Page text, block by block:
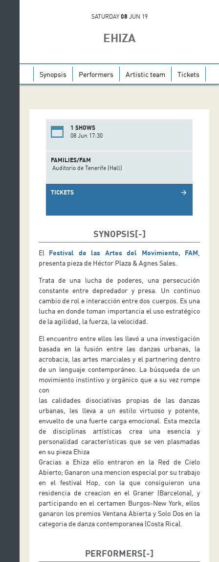
SATURDAY 08 JUN 19
EHIZA
Synopsis Performers Artistic team Tickets
1 SHOWS
08 Jun 17:30
FAMILIES/FAM
Auditorio de Tenerife (Hall)
TICKETS arrow_forward
SYNOPSIS
El Festival de las Artes del Movimiento, FAM
presenta pieza de Héctor Plaza & Agnes Sales.
Trata de una lucha de poderes, una persecución
constante entre depredador y presa. Un continuo
cambio de rol e interacción entre dos cuerpos. Es una
lucha en donde toman importancia el uso estratégico
de la agilidad, la fuerza, la velocidad.
El encuentro entre ellos les llevó a una investigación
basada en la fusión entre las danzas urbanas, la
acrobacia, las artes marciales y el partnering dentro
de un lenguaje contemporáneo. La búsqueda de un
movimiento instintivo y orgánico que a su vez rompe
con
las calidades disociativas propias de las danzas
urbanas, les lleva a un estilo virtuoso y potente,
envuelto de una fuerte carga emocional. Esta mezcla
de disciplinas artísticas crea una esencia y
personalidad características que se ven plasmadas
en su pieza Ehiza
Gracias a Ehiza ello entraron en la Red de Cielo
Abierto; Ganaron una mencion especial por su trabajo
en el festival Hop, con la que consiguieron una
residencia de creacion en el Graner (Barcelona), y
participando en el certamen Burgos-New York, ellos
ganaron los premios Ventana Abierta y Solo Dos en la
categoria de danza contemporanea (Costa Rica).
PERFORMERS